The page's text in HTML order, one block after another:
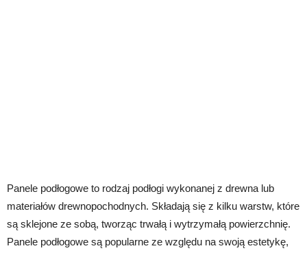
Panele podłogowe to rodzaj podłogi wykonanej z drewna lub
materiałów drewnopochodnych. Składają się z kilku warstw, które
są sklejone ze sobą, tworząc trwałą i wytrzymałą powierzchnię.
Panele podłogowe są popularne ze względu na swoją estetykę,